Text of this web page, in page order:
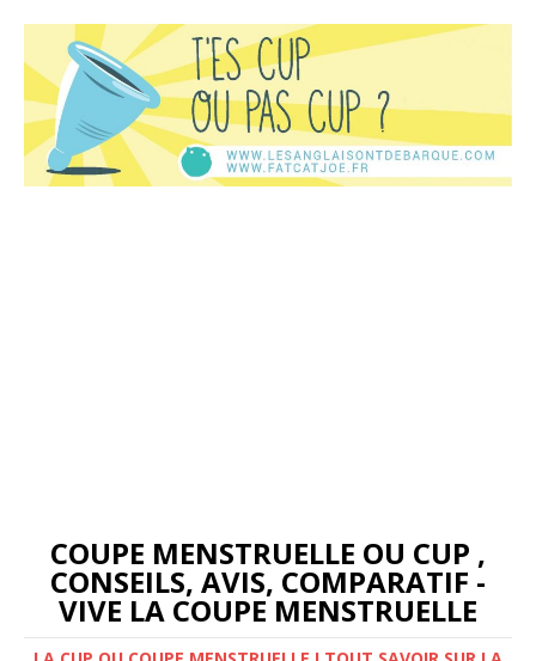
COUPE MENSTRUELLE OU CUP ,
CONSEILS, AVIS, COMPARATIF -
VIVE LA COUPE MENSTRUELLE